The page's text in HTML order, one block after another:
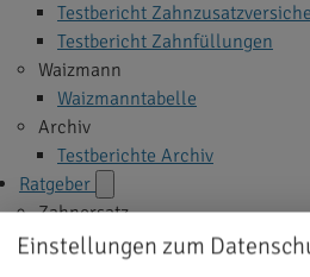
Testbericht
Testbericht Zahnfüllungen
Waizmann
Waizmanntabelle
Archiv
Testberichte Archiv
Ratgeber
Zahnersatz
Implantate
Einstellungen zum